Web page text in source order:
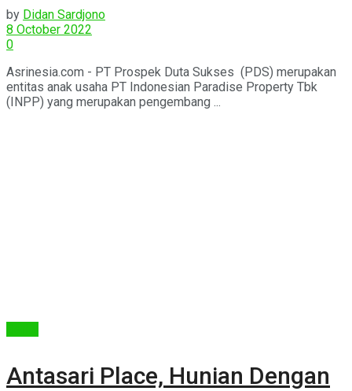
by Didan Sardjono
8 October 2022
0
Asrinesia.com - PT Prospek Duta Sukses (PDS) merupakan
entitas anak usaha PT Indonesian Paradise Property Tbk
(INPP) yang merupakan pengembang ...
Antasari Place, Hunian Dengan